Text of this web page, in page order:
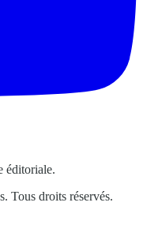
éditoriale.
Tous droits réservés.